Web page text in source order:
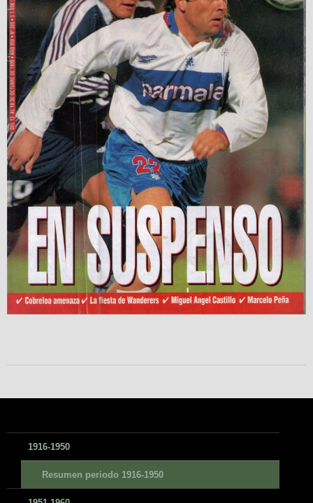
1916-1950
Resumen periodo 1916-1950